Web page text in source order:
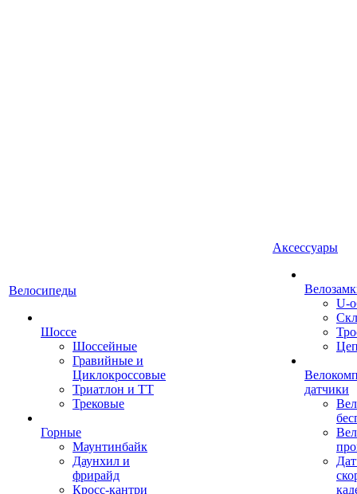
Велосипеды
Шоссе
Шоссейные
Гравийные и
Циклокроссовые
Триатлон и ТТ
Трековые
Горные
Маунтинбайк
Даунхил и
фрирайд
Кросс-кантри
Аксессуары
U-
датчики